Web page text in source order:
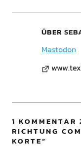
ÜBER
Mastodon
1 KOMMENTAR
ICHTUNG
ORTE
”